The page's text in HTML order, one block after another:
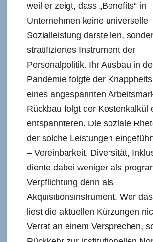
weil er zeigt, dass „Benefits“ in
Unternehmen keine universelle
Sozialleistung darstellen,
stratifiziertes Instrument der
Personalpolitik. Ihr Ausbau in
Pandemie folgte der
eines angespannten
Rückbau folgt der Kostenkalkül
entspannteren. Die soziale
der solche Leistungen
– Vereinbarkeit, Diversität,
diente dabei weniger als
Verpflichtung denn als
Akquisitionsinstrument. Wer
liest die aktuellen Kürzungen
Verrat an einem Versprechen,